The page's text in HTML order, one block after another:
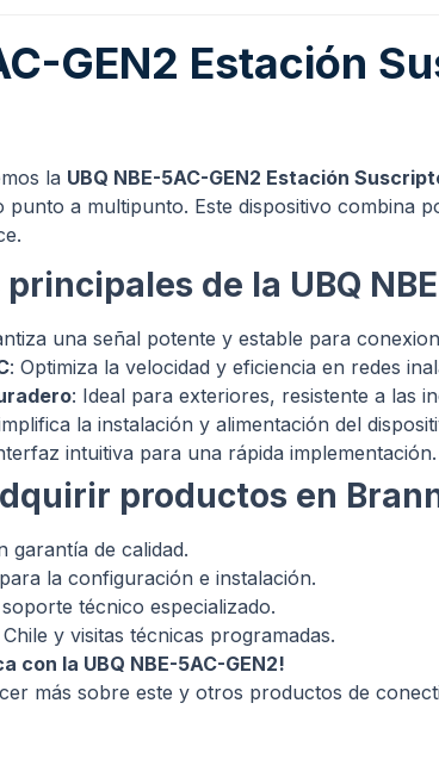
GEN2 Estación
la UBQ NBE-5AC-GEN2 Estación
a multipunto. Este dispositivo combina
de la UBQ
una señal potente y estable para
: Optimiza la velocidad y eficiencia en redes
: Ideal para exteriores, resistente a las
la instalación y alimentación del
intuitiva para una rápida implementación.
productos en
garantía de calidad.
para la configuración e instalación.
técnico especializado.
y visitas técnicas programadas.
con la UBQ NBE-5AC-GEN2!
más sobre este y otros productos de